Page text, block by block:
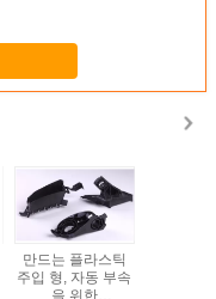
만드는 플라스틱
주입 형, 자동 부속
을 위한